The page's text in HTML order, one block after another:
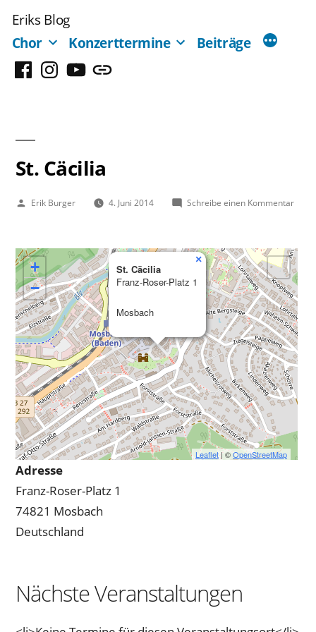
Inhalt
springen
Eriks Blog
Chor
Konzerttermine Beiträge
FacebookInstagram
YouTubeMastodon
St. Cäcilia
Veröffentlicht
Erik Burger 4. Juni 2014 Schreibe einen Kommentarzu
St. Cäcilia
Franz-Roser-Platz 1
Mosbach
×
+
−
Leaflet| ©OpenStreetMap
Adresse
Franz-Roser-Platz 1
74821 Mosbach
Deutschland
Nächste Veranstaltungen